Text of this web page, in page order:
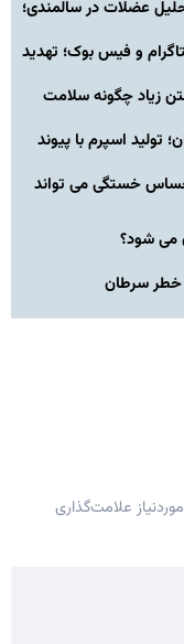
عضلات در سالمندی؛
و فیس بوک؛ تهدید
زیاد چگونه سلامت
تولید اسپرم با پیوند
خستگی می تواند
می شود؟
خطر سرطان
علامت‌گذاری